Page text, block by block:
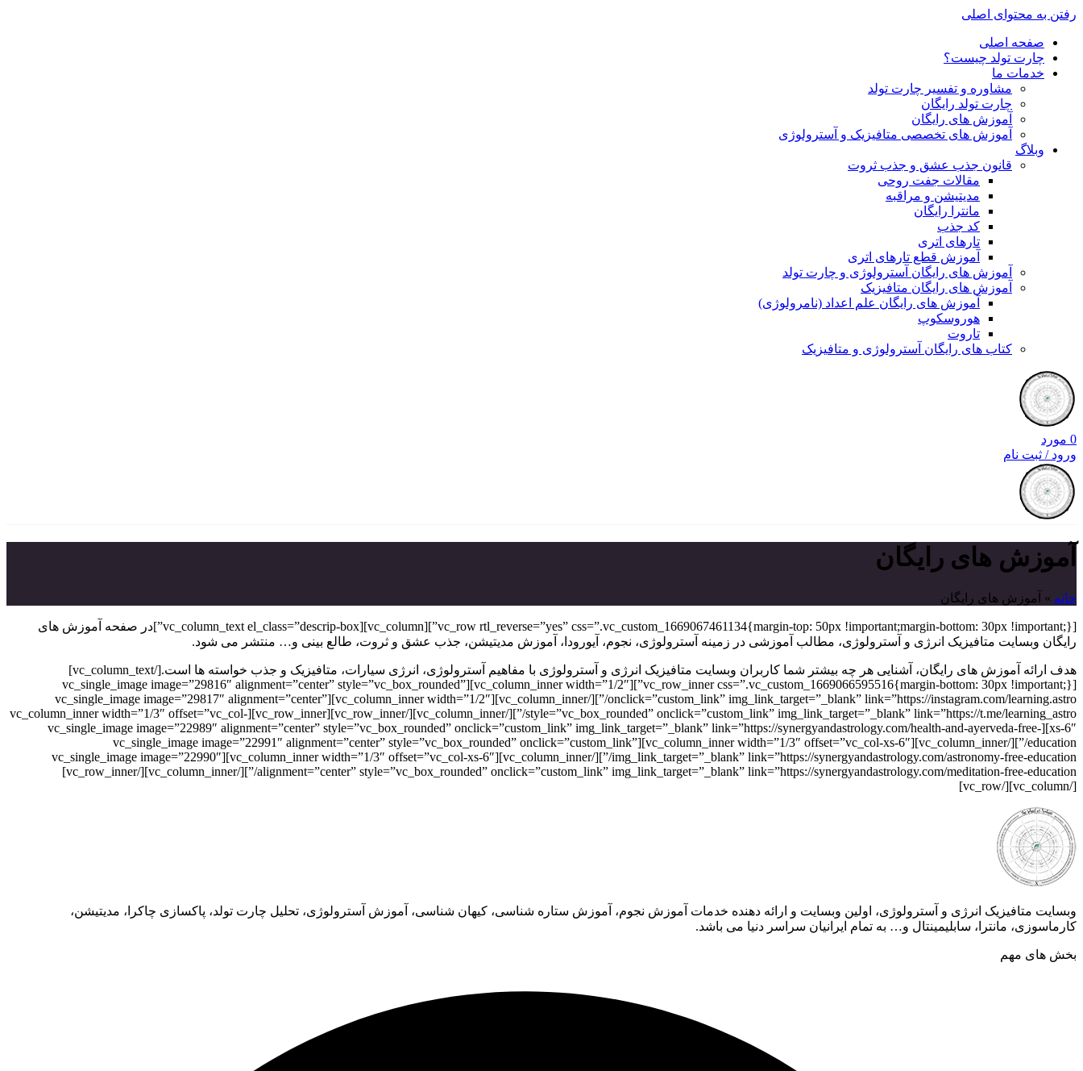
رفتن به محتوای اصلی
صفحه اصلی
چارت تولد چیست؟
خدمات ما
مشاوره و تفسیر چارت تولد
چارت تولد رایگان
آموزش های رایگان
آموزش های تخصصی متافیزیک و آسترولوژی
وبلاگ
قانون جذب عشق و جذب ثروت
مقالات جفت روحی
مدیتیشن و مراقبه
مانترا رایگان
کد جذب
تارهای اتری
آموزش قطع تارهای اتری
آموزش های رایگان آسترولوژی و چارت تولد
آموزش های رایگان متافیزیک
آموزش های رایگان علم اعداد (نامرولوژی)
هوروسکوپ
تاروت
کتاب های رایگان آسترولوژی و متافیزیک
0 مورد
ورود / ثبت نام
آموزش های رایگان
خانه » آموزش های رایگان
[vc_row rtl_reverse=”yes” css=”.vc_custom_1669067461134{margin-top: 50px !important;margin-bottom: 30px !important;}”][vc_column][vc_column_text el_class=”descrip-box”]در صفحه آموزش های
رایگان وبسایت متافیزیک انرژی و آسترولوژی، مطالب آموزشی در زمینه آسترولوژی، نجوم، آیورودا، آموزش مدیتیشن، جذب عشق و ثروت، طالع بینی و… منتشر می شود.
هدف ارائه آموزش های رایگان، آشنایی هر چه بیشتر شما کاربران وبسایت متافیزیک انرژی و آسترولوژی با مفاهیم آسترولوژی، انرژی سیارات، متافیزیک و جذب خواسته ها است.[/vc_column_text]
[vc_row_inner css=”.vc_custom_1669066595516{margin-bottom: 30px !important;}”][vc_column_inner width=”1/2″][vc_single_image image=”29816″ alignment=”center” style=”vc_box_rounded”
onclick=”custom_link” img_link_target=”_blank” link=”https://instagram.com/learning.astro/”][/vc_column_inner][vc_column_inner width=”1/2″][vc_single_image image=”29817″ alignment=”center”
style=”vc_box_rounded” onclick=”custom_link” img_link_target=”_blank” link=”https://t.me/learning_astro/”][/vc_column_inner][/vc_row_inner][vc_row_inner][vc_column_inner width=”1/3″ offset=”vc_col-
xs-6″][vc_single_image image=”22989″ alignment=”center” style=”vc_box_rounded” onclick=”custom_link” img_link_target=”_blank” link=”https://synergyandastrology.com/health-and-ayerveda-free-
education/”][/vc_column_inner][vc_column_inner width=”1/3″ offset=”vc_col-xs-6″][vc_single_image image=”22991″ alignment=”center” style=”vc_box_rounded” onclick=”custom_link”
img_link_target=”_blank” link=”https://synergyandastrology.com/astronomy-free-education/”][/vc_column_inner][vc_column_inner width=”1/3″ offset=”vc_col-xs-6″][vc_single_image image=”22990″
alignment=”center” style=”vc_box_rounded” onclick=”custom_link” img_link_target=”_blank” link=”https://synergyandastrology.com/meditation-free-education/”][/vc_column_inner][/vc_row_inner]
[/vc_column][/vc_row]
وبسایت متافیزیک انرژی و آسترولوژی، اولین وبسایت و ارائه دهنده خدمات آموزش نجوم، آموزش ستاره شناسی، کیهان شناسی، آموزش آسترولوژی، تحلیل چارت تولد، پاکسازی چاکرا، مدیتیشن،
کارماسوزی، مانترا، سابلیمینتال و… به تمام ایرانیان سراسر دنیا می باشد.
بخش های مهم